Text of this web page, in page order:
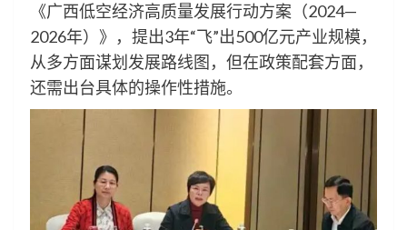
《广西低空经济高质量发展行动方案（2024—
2026年）》，提出3年“飞”出500亿元产业规模，
从多方面谋划发展路线图，但在政策配套方面，
还需出台具体的操作性措施。